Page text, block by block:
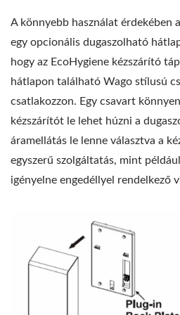
A könnyebb használat érdekében
egy opcionális dugaszolható
hogy az EcoHygiene kézszárító
hátlapon található Wago stílusú
csatlakozzon. Egy csavart
kézszárítót le lehet húzni a
áramellátás le lenne választva a
egyszerű szolgáltatás, mint
igényelne engedéllyel rendelkező